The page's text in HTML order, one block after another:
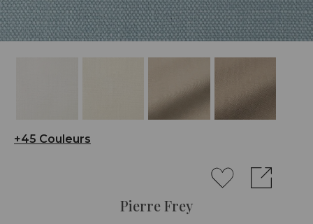
+45 Couleurs
Pierre Frey